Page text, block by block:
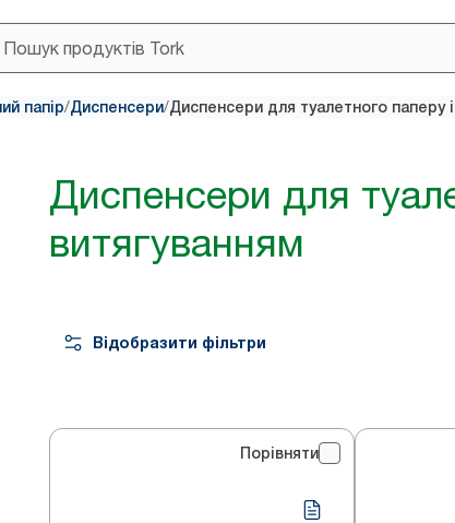
папір/Диспенсери/Диспенсери для туалетного паперу
Диспенсери для
витягуванням
Відобразити фільтри
Порівняти